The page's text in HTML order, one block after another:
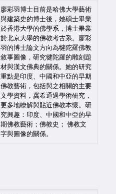
廖彩羽博士目前是哈佛大學藝術
與建築史的博士後，她碩士畢業
於香港大學的佛學系，博士畢業
於北京大學的佛教考古系。廖彩
羽的博士論文方向為犍陀羅佛教
敘事圖像，研究犍陀羅的雕刻題
材與漢文佛典的關係。她的研究
重點是印度、中國和中亞的早期
佛教藝術，包括與之相關的主要
文學資料，冀希通過學術研究，
更多地瞭解與貼近佛教本懷。研
究興趣：印度、中國和中亞的早
期佛教藝術；佛教史； 佛教文
字與圖像的關係。